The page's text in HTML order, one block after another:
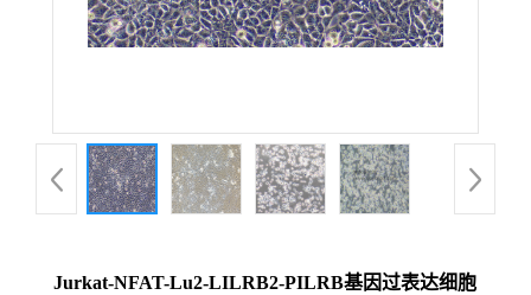
Jurkat-NFAT-Lu2-LILRB2-PILRB基因过表达细胞